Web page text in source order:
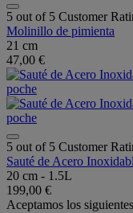
5 out of 5 Customer
Molinillo de pimienta
21 cm
47,00 €
5 out of 5 Customer
Sauté de Acero
20 cm - 1.5L
199,00 €
Aceptamos los